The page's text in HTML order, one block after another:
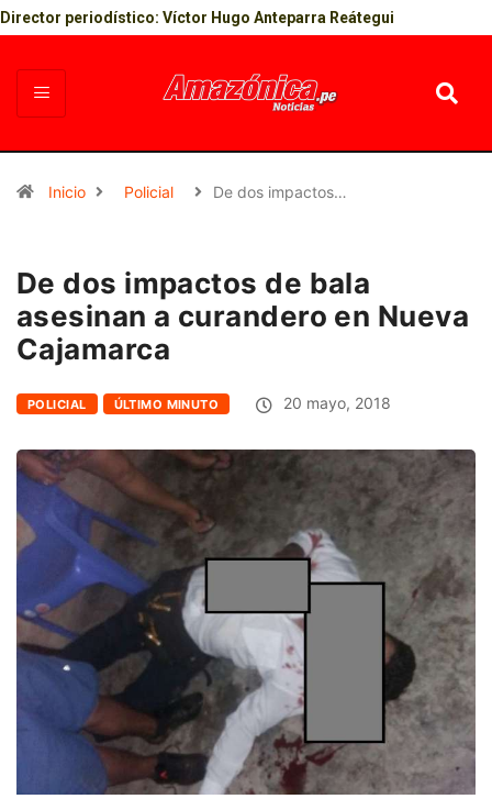
Director periodístico: Víctor Hugo Anteparra Reátegui
Inicio Policial De dos impactos…
De dos impactos de bala
asesinan a curandero en Nueva
Cajamarca
POLICIAL ÚLTIMO MINUTO 20 mayo, 2018